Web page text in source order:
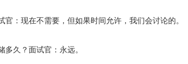
：现在不需要，但如果时间允许，我们会讨论的。
久？面试官：永远。